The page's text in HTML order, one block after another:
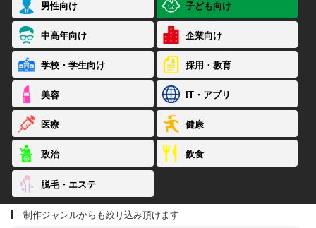
男性向け 子ども向け
中高年向け 企業向け
学校・学生向け 採用・教育
美容 IT・アプリ
医療 健康
政治 飲食
脱毛・エステ
制作ジャンルからも絞り込み頂けます